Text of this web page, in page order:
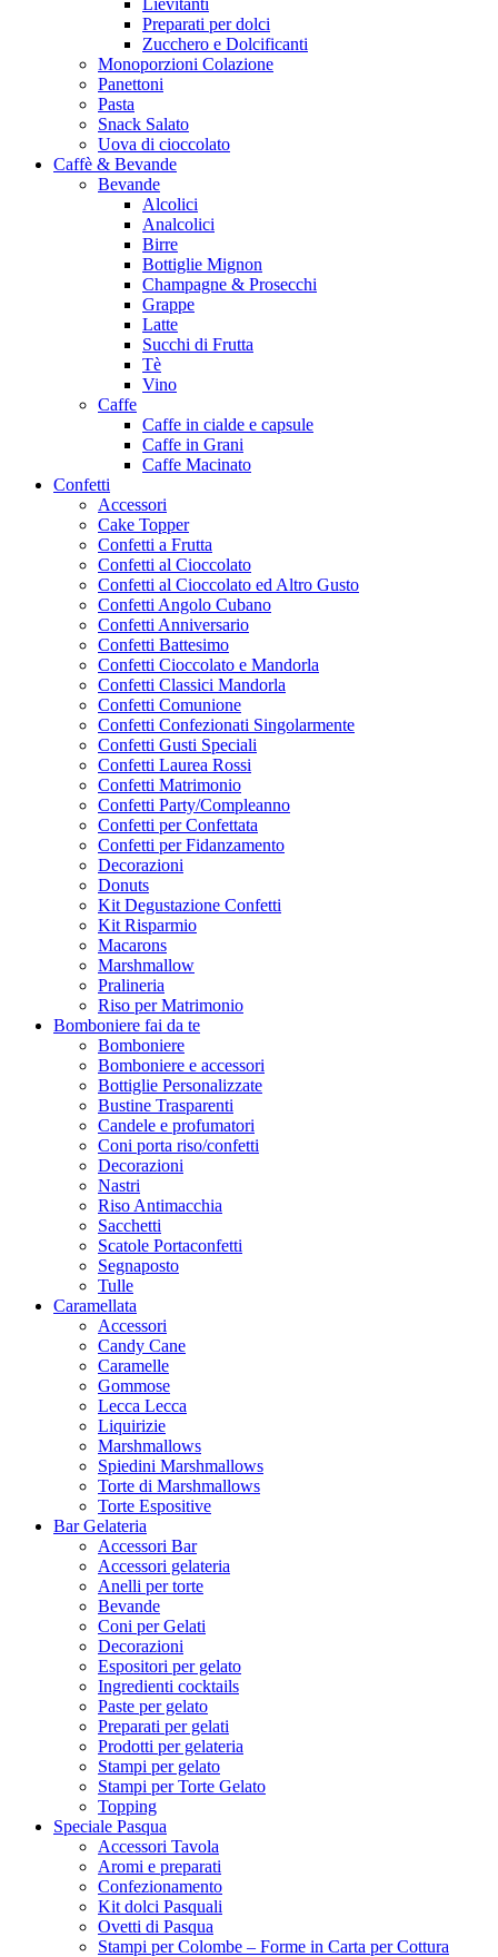
Lievitanti
Preparati per dolci
Zucchero e Dolcificanti
Monoporzioni Colazione
Panettoni
Pasta
Snack Salato
Uova di cioccolato
Caffè & Bevande
Bevande
Alcolici
Analcolici
Birre
Bottiglie Mignon
Champagne & Prosecchi
Grappe
Latte
Succhi di Frutta
Tè
Vino
Caffe
Caffe in cialde e capsule
Caffe in Grani
Caffe Macinato
Confetti
Accessori
Cake Topper
Confetti a Frutta
Confetti al Cioccolato
Confetti al Cioccolato ed Altro Gusto
Confetti Angolo Cubano
Confetti Anniversario
Confetti Battesimo
Confetti Cioccolato e Mandorla
Confetti Classici Mandorla
Confetti Comunione
Confetti Confezionati Singolarmente
Confetti Gusti Speciali
Confetti Laurea Rossi
Confetti Matrimonio
Confetti Party/Compleanno
Confetti per Confettata
Confetti per Fidanzamento
Decorazioni
Donuts
Kit Degustazione Confetti
Kit Risparmio
Macarons
Marshmallow
Pralineria
Riso per Matrimonio
Bomboniere fai da te
Bomboniere
Bomboniere e accessori
Bottiglie Personalizzate
Bustine Trasparenti
Candele e profumatori
Coni porta riso/confetti
Decorazioni
Nastri
Riso Antimacchia
Sacchetti
Scatole Portaconfetti
Segnaposto
Tulle
Caramellata
Accessori
Candy Cane
Caramelle
Gommose
Lecca Lecca
Liquirizie
Marshmallows
Spiedini Marshmallows
Torte di Marshmallows
Torte Espositive
Bar Gelateria
Accessori Bar
Accessori gelateria
Anelli per torte
Bevande
Coni per Gelati
Decorazioni
Espositori per gelato
Ingredienti cocktails
Paste per gelato
Preparati per gelati
Prodotti per gelateria
Stampi per gelato
Stampi per Torte Gelato
Topping
Speciale Pasqua
Accessori Tavola
Aromi e preparati
Confezionamento
Kit dolci Pasquali
Ovetti di Pasqua
Stampi per Colombe – Forme in Carta per Cottura